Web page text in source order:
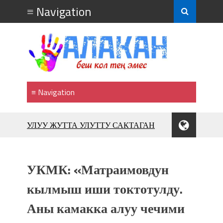
ЖУСУП АБДРАХМАНОВ
Аида САЛЯНОВА: "Кыргыз шахмат
союзунун президенти болуп
шайланышым сыймык жана чоң
жоопкерчилик!"
УКМК: «Матраимовдун
кылмыш иши токтотулду.
Аны камакка алуу чечими